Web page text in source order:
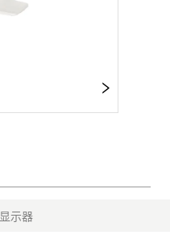
显示器